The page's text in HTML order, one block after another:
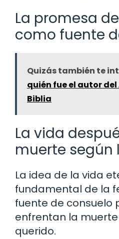
La promesa
como fuente
Quizás también te
quién fue el autor
Biblia
La vida
muerte según
La idea de la vida
fundamental de la
fuente de consuelo
enfrentan la
querido.